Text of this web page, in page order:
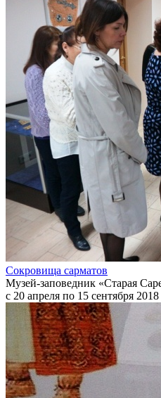
Сокровища сарматов
Музей-заповедник «Старая
с 20 апреля по 15 сентября 2018